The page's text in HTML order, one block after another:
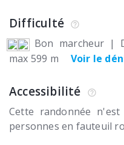
Difficulté
Bon marcheur |
max 599 m
Voir le
Accessibilité
Cette randonnée
personnes en fauteuil